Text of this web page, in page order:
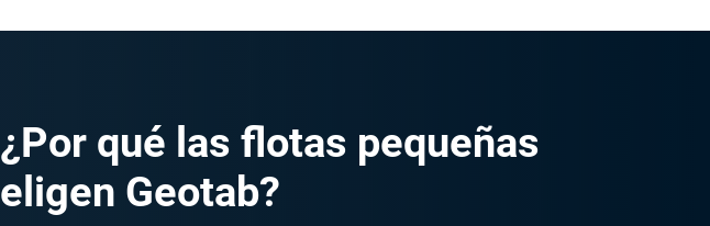
¿Por qué las flotas pequeñas
eligen Geotab?